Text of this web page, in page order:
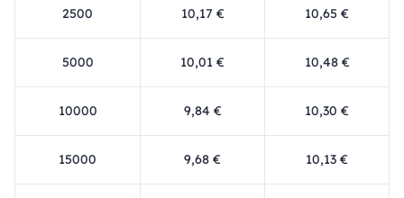
2500 10,17 € 10,65 €
5000 10,01 € 10,48 €
10000 9,84 € 10,30 €
15000 9,68 € 10,13 €